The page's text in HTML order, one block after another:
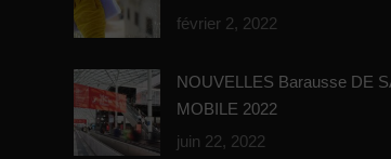
février 2, 2022
NOUVELLES Barausse DE
MOBILE 2022
juin 22, 2022